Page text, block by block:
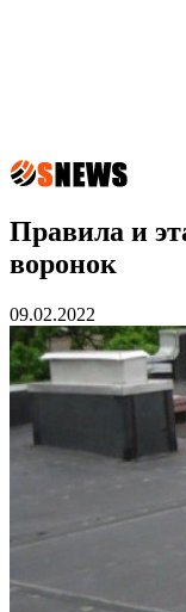
Правила и
воронок
09.02.2022